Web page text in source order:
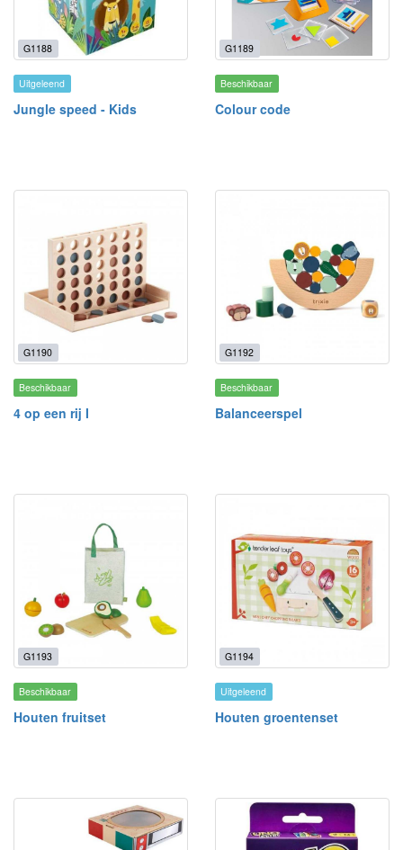
G1188
Uitgeleend
Jungle speed - Kids
G1189
Beschikbaar
Colour code
G1190
Beschikbaar
4 op een rij I
G1192
Beschikbaar
Balanceerspel
G1193
Beschikbaar
Houten fruitset
G1194
Uitgeleend
Houten groentenset